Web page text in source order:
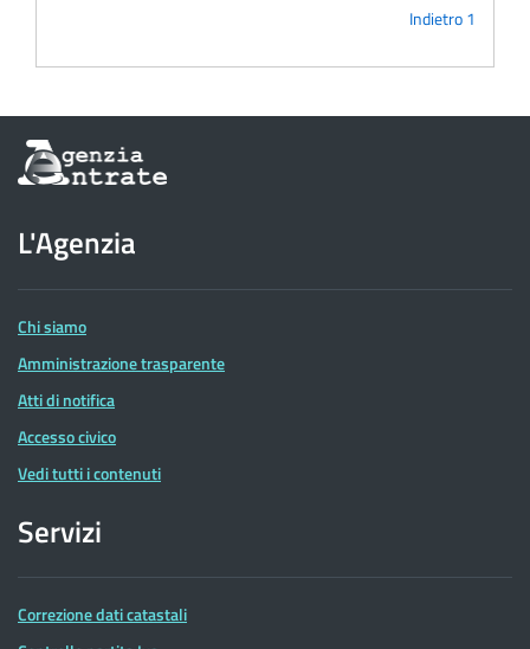
Indietro1
Informazioni
sul
dell'Agenzia
delle
Entrate
L'Agenzia
Chi siamo
Amministrazione trasparente
Atti di notifica
Accesso civico
Vedi tutti i contenuti
Servizi
Correzione dati catastali